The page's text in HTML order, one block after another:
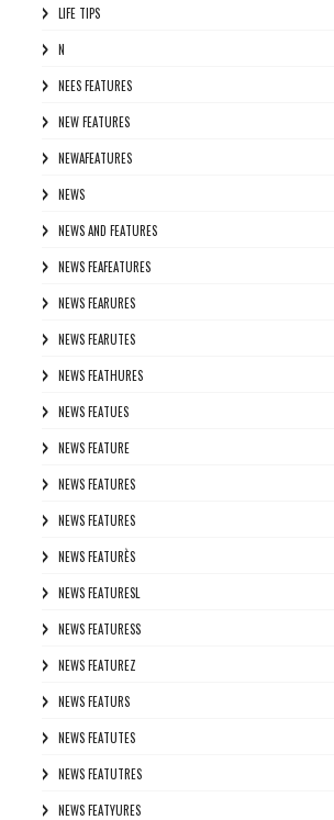
LIFE TIPS
N
NEES FEATURES
NEW FEATURES
NEWAFEATURES
NEWS
NEWS AND FEATURES
NEWS FEAFEATURES
NEWS FEARURES
NEWS FEARUTES
NEWS FEATHURES
NEWS FEATUES
NEWS FEATURE
NEWS FEATURES
NEWS FEATURES
NEWS FEATURÈS
NEWS FEATURESL
NEWS FEATURESS
NEWS FEATUREZ
NEWS FEATURS
NEWS FEATUTES
NEWS FEATUTRES
NEWS FEATYURES